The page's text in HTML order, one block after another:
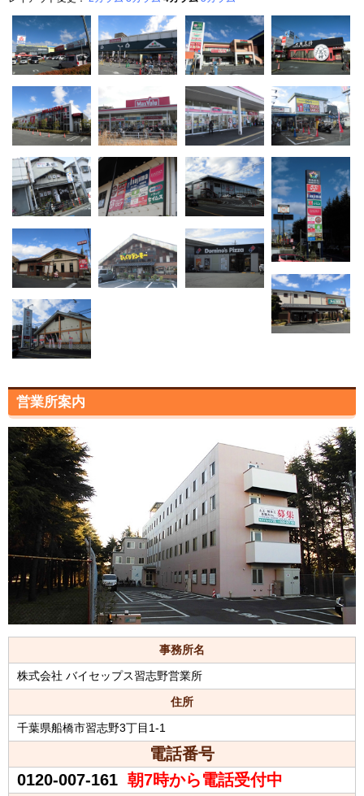
営業所案内
事務所名
株式会社 バイセップス習志野営業所
住所
千葉県船橋市習志野3丁目1-1
電話番号
0120-007-161 朝7時から電話受付中